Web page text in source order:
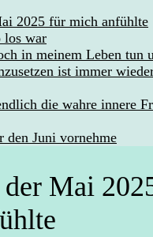
2025 für mich anfühlte
los war
in meinem Leben tun
ist immer
die wahre innere
den Juni vornehme
Mai